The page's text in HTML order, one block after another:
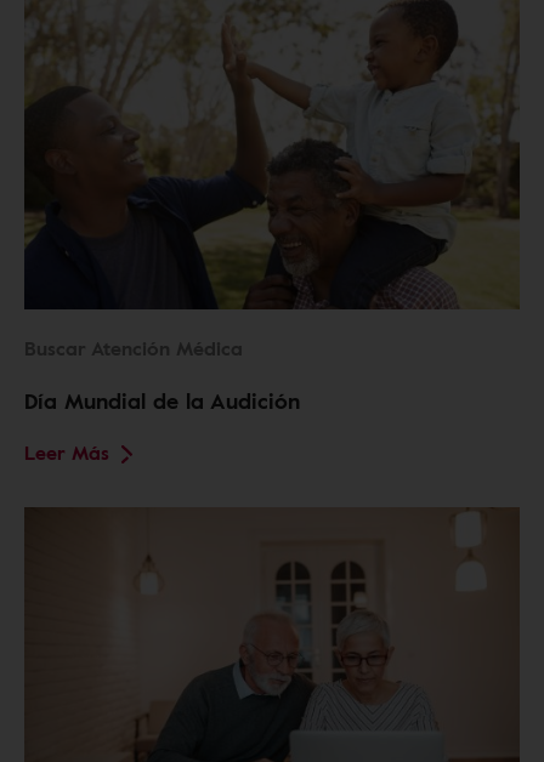
Buscar Atención Médica
Día Mundial de la Audición
Leer Más